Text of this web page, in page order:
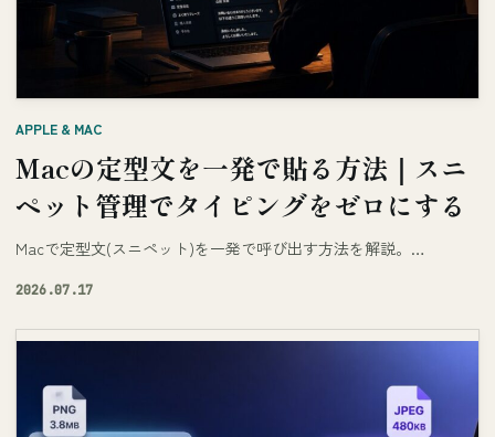
APPLE & MAC
Macの定型文を一発で貼る方法｜スニ
ペット管理でタイピングをゼロにする
Macで定型文(スニペット)を一発で呼び出す方法を解説。…
2026.07.17